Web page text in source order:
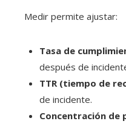
Medir permite ajustar:
Tasa de
después de
TTR (tiempo de
de incidente.
Concentración de